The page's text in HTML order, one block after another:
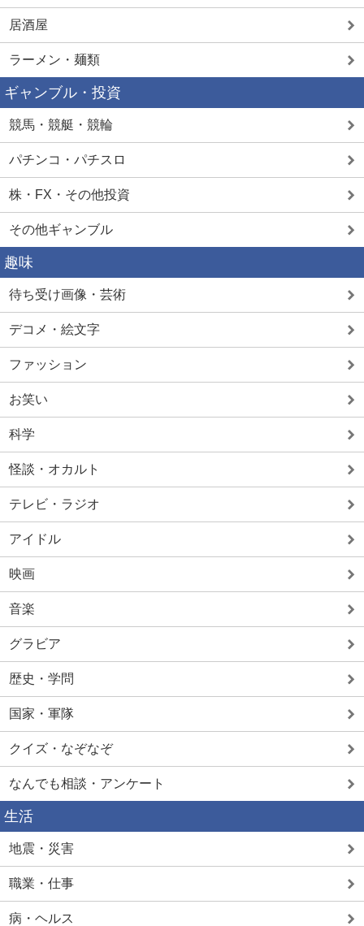
居酒屋
ラーメン・麺類
ギャンブル・投資
競馬・競艇・競輪
パチンコ・パチスロ
株・FX・その他投資
その他ギャンブル
趣味
待ち受け画像・芸術
デコメ・絵文字
ファッション
お笑い
科学
怪談・オカルト
テレビ・ラジオ
アイドル
映画
音楽
グラビア
歴史・学問
国家・軍隊
クイズ・なぞなぞ
なんでも相談・アンケート
生活
地震・災害
職業・仕事
病・ヘルス